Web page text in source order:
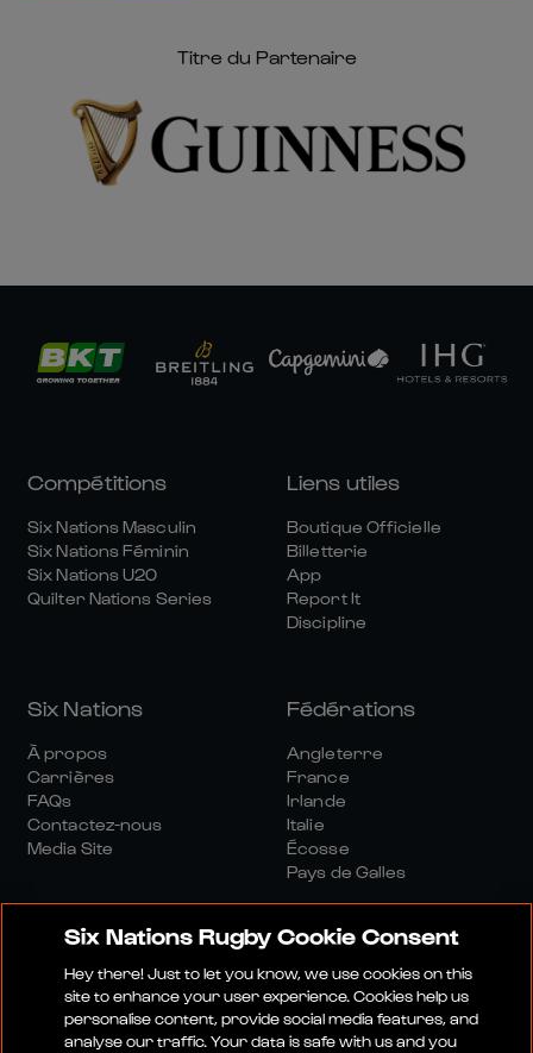
Titre du Partenaire
Compétitions
Six Nations Masculin
Six Nations Féminin
Six Nations U20
Quilter Nations Series
Liens utiles
Boutique Officielle
Billetterie
App
Report It
Discipline
Six Nations
À propos
Carrières
FAQs
Contactez-nous
Media Site
Fédérations
Angleterre
France
Irlande
Italie
Écosse
Pays de Galles
Site Média Conditions Générales
Six Nations Rugby Cookie Consent
Hey there! Just to let you know, we use cookies on this
site to enhance your user experience. Cookies help us
personalise content, provide social media features, and
analyse our traffic. Your data is safe with us and you